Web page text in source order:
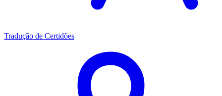
Tradução de Certidões